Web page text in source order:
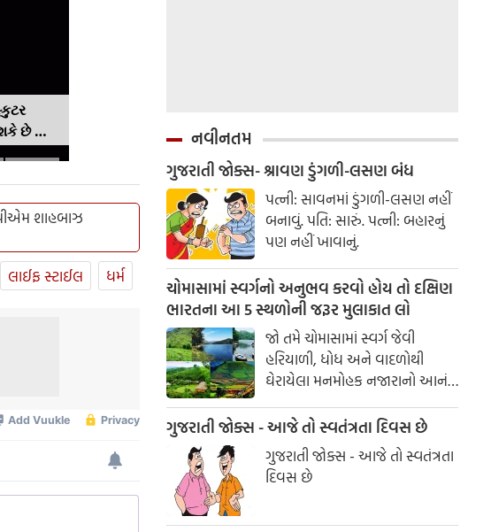
છે ભારે
શાહબાઝ
લાઈફ સ્ટાઈલ ધર્મ
નવીનતમ
ગુજરાતી જોક્સ- શ્રાવણ ડુંગળી-લસણ બંધ
પત્ની: સાવનમાં ડુંગળી-લસણ નહીં
બનાવું. પતિ: સારું. પત્ની: બહારનું
પણ નહીં ખાવાનું.
ચોમાસામાં સ્વર્ગનો અનુભવ કરવો હોય તો દક્ષિણ
ભારતના આ 5 સ્થળોની જરૂર મુલાકાત લો
જો તમે ચોમાસામાં સ્વર્ગ જેવી
હરિયાળી, ધોધ અને વાદળોથી
ઘેરાયેલા મનમોહક નજારાનો આનંદ
માણવા માંગતા હો, તો દક્ષિણ
ભારતના આ સુંદર સ્થળોની
મુલાકાત જરૂર લો. આ ડેસ્ટિનેશન્સ
તમને કુદરતની ગોદમાં યાદગાર
પ્રવાસનો અદભુત અનુભવ કરાવશે.
ગુજરાતી જોક્સ - આજે તો સ્વતંત્રતા દિવસ છે
ગુજરાતી જોક્સ - આજે તો સ્વતંત્રતા
દિવસ છે